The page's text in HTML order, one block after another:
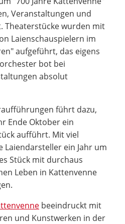
Veranstaltungen und
Theaterstücke wurden mit
Laienschauspielern im
aufgeführt, das eigens
bot bei
absolut
führt dazu,
Ende Oktober ein
aufführt. Mit viel
Laiendarsteller ein Jahr um
Stück mit durchaus
Leben in Kattenvenne
beeindruckt mit
und Kunstwerken in der